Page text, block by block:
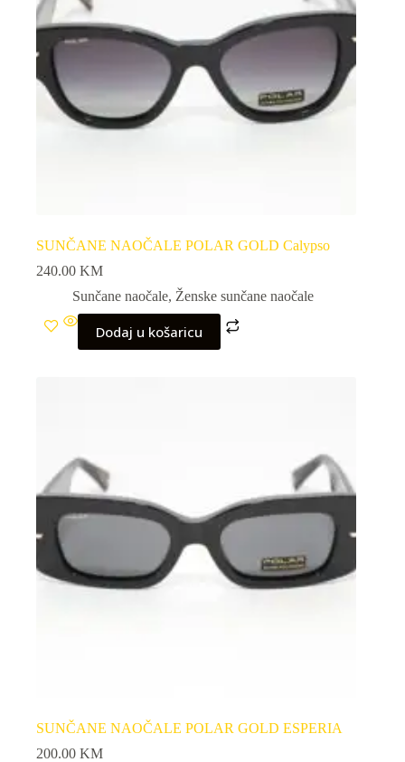
SUNČANE NAOČALE POLAR GOLD Calypso
240.00 KM
Sunčane naočale, Ženske sunčane naočale
Dodaj u košaricu
SUNČANE NAOČALE POLAR GOLD ESPERIA
200.00 KM